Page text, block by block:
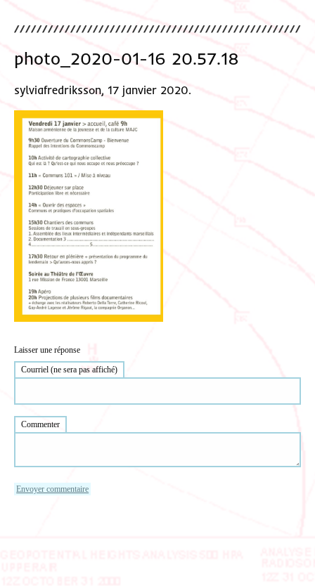
photo_2020-01-16 20.57.18
sylviafredriksson, 17 janvier 2020.
Laisser une réponse
Courriel (ne sera pas affiché)
Commenter